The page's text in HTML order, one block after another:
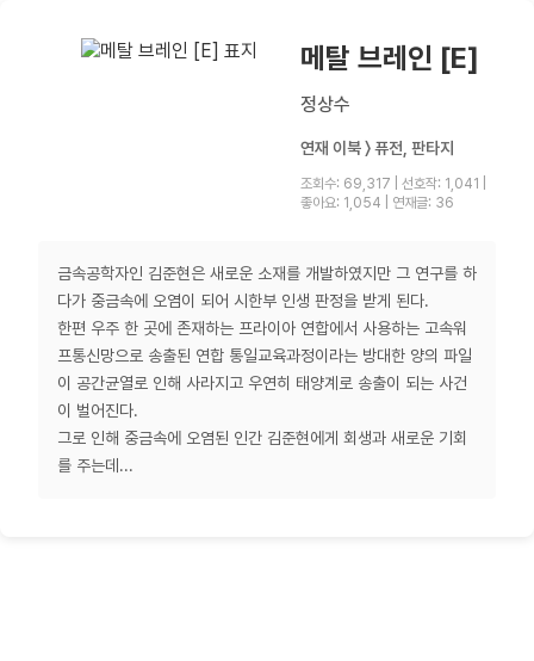
메탈 브레인 [E]
정상수
연재 이북 〉 퓨전, 판타지
조회수: 69,317 선호작: 1,041
좋아요: 1,054
연재글: 36
금속공학자인 김준현은 새로운 소재를 개발하였지만 그 연구를 하
다가 중금속에 오염이 되어 시한부 인생 판정을 받게 된다.
한편 우주 한 곳에 존재하는 프라이아 연합에서 사용하는 고속워
프통신망으로 송출된 연합 통일교육과정이라는 방대한 양의 파일
이 공간균열로 인해 사라지고 우연히 태양계로 송출이 되는 사건
이 벌어진다.
그로 인해 중금속에 오염된 인간 김준현에게 회생과 새로운 기회
를 주는데...